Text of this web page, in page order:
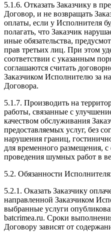
5.1.6. Отказать Заказчику в
Договор, и не возвращать
оплаты, если у Исполнителя
полагать, что Заказчик
иные обязательства,
прав третьих лиц. При этом
соответствии с указанным
соглашаются считать
Заказчиком Исполнителю за
Договора.
5.1.7. Производить на
работы, связанные с
качеством обслуживания
предоставляемых услуг, без
нарушения границ,
для временного размещения,
проведения шумных работ в
5.2. Обязанности Исполнителя:
5.2.1. Оказать Заказчику
направленной Заказчиком
выбранные услуги
batcrimea.ru. Сроки
Договору зависят от